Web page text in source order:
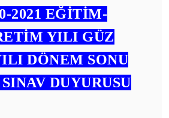
2021 EĞİTİM-
YILI GÜZ
DÖNEM SONU
DUYURUSU